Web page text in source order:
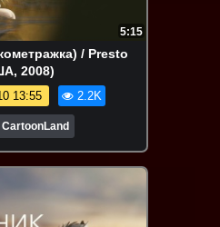
5:15
/ Presto
2008)
13:55 2.2K
CartoonLand